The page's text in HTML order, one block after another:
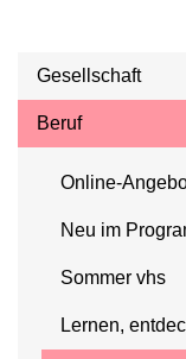
Gesellschaft
Beruf
Online-
Neu im
Sommer vhs
Lernen,